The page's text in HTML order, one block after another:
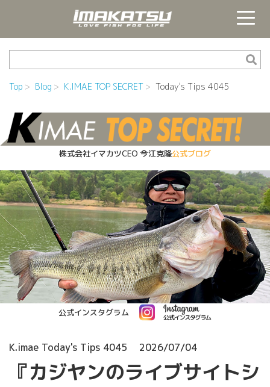
Top Blog K.IMAE TOP SECRET Today's Tips 4045
株式会社イマカツCEO 今江克隆公式ブログ
公式インスタグラム
K.imae Today's Tips 4045 2026/07/04
『カジヤンのライブサイトシ